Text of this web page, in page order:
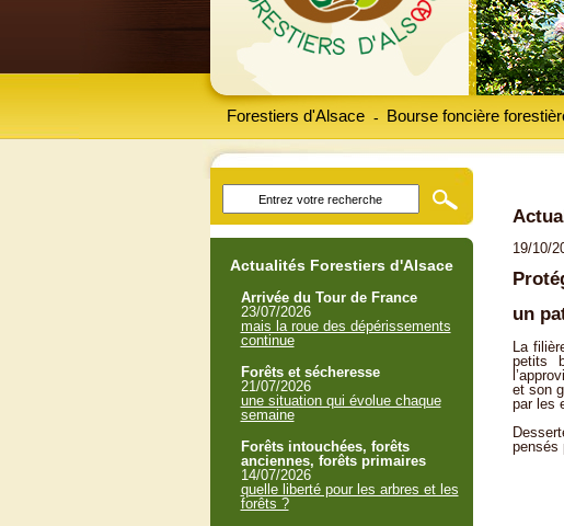
Forestiers d'Alsace Bourse foncière
-
19/10/
un
La
petits
et son
par les
pensés
Actualités Forestiers d'Alsace
Arrivée du Tour de France
23/07/2026
mais la roue des dépérissements
continue
Forêts et sécheresse
21/07/2026
une situation qui évolue chaque
semaine
Forêts intouchées, forêts
anciennes, forêts primaires
14/07/2026
quelle liberté pour les arbres et les
forêts ?